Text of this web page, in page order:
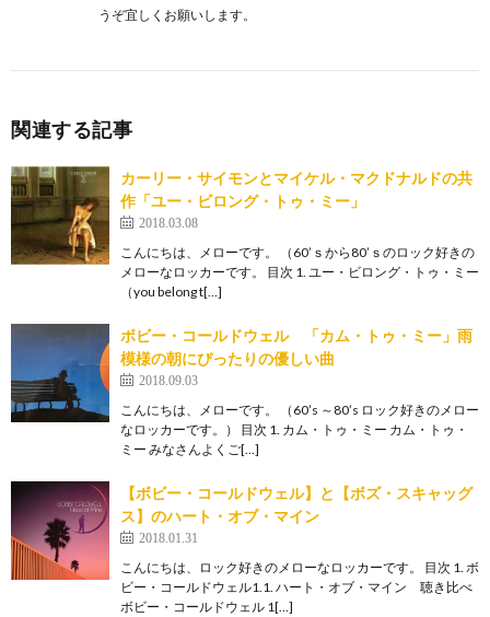
うぞ宜しくお願いします。
関連する記事
カーリー・サイモンとマイケル・マクドナルドの共
作「ユー・ビロング・トゥ・ミー」
2018.03.08
こんにちは、メローです。 （60’ｓから80’ｓのロック好きの
メローなロッカーです。 目次 1. ユー・ビロング・トゥ・ミー
（you belong t[…]
ボビー・コールドウェル 「カム・トゥ・ミー」雨
模様の朝にぴったりの優しい曲
2018.09.03
こんにちは、メローです。 （60’s ～80’s ロック好きのメロー
なロッカーです。） 目次 1. カム・トゥ・ミー カム・トゥ・
ミー みなさんよくご[…]
【ボビー・コールドウェル】と【ボズ・スキャッグ
ス】のハート・オブ・マイン
2018.01.31
こんにちは、ロック好きのメローなロッカーです。 目次 1. ボ
ビー・コールドウェル1.1. ハート・オブ・マイン 聴き比べ
ボビー・コールドウェル 1[…]